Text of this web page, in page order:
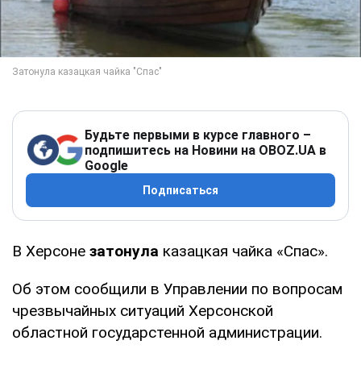
Будьте первыми в курсе главного –
подпишитесь на Новини на OBOZ.UA в
Google
Подписаться
В Херсоне затонула казацкая чайка «Спас».
Об этом сообщили в Управлении по вопросам
чрезвычайных ситуаций Херсонской
областной государстенной администрации.